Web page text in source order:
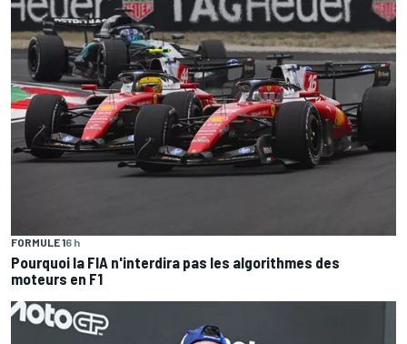
FORMULE 16 h
Pourquoi la FIA n'interdira pas les algorithmes des
moteurs en F1